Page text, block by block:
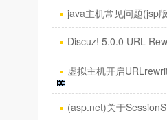
java主机常见问题(jsp
Discuz! 5.0.0 URL
虚拟主机开启
(asp.net)关于